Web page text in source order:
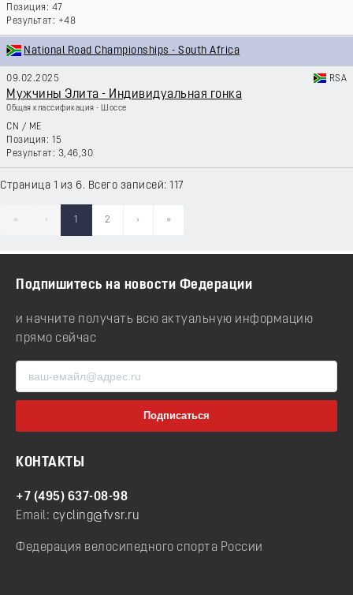
47
+48
National Road Championships - South Africa
09.02.2025 RSA
Мужчины Элита - Индивидуальная гонка
Общая классификация - Шоссе
CN / ME
15
3,46,30
Страница 1 из 6. Всего записей: 117
« ‹ 1 2 › »
Подпишитесь на новости Федерации
и начните получать всю актуальную информацию
прямо сейчас
КОНТАКТЫ
+7 (495) 637-08-98
Email: cycling@fvsr.ru
Федерация велосипедного спорта России